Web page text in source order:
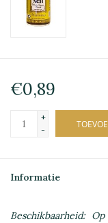
€0,89
+
-
Informatie
Beschikbaarheid: Op